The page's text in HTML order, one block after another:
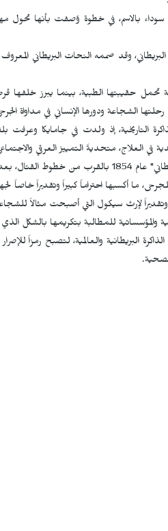
سوداء بالاسم، في خطوة وُصفت بأنها
وقد صممه النحات البريطاني
حقيبتها الطبية، بينما يبرز خلفها قرص
مكانة خاصة في الذاكرة التاريخية، إذ ولدت في
في العلاج، متحديةً التمييز العرقي
وخلال حرب القرم، أنشأت على نفقتها الخاصة "الفندق
ما أكسبها احتراماً كبيراً وتقديراً خاصاً
لإرث سيكول التي أصبحت مثالاً
بقوة في الذاكرة البريطانية والعالمية، لتصبح رمزاً